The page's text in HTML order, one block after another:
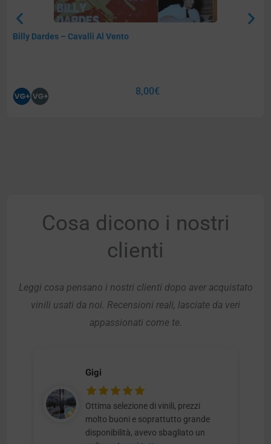
Billy Dardes – Cavalli Al Vento
8,00€
Cosa dicono i nostri
clienti
Leggi cosa pensano i nostri clienti dopo aver acquistato
vinili usati da noi. Recensioni reali, lasciate da veri
appassionati come te.
Gigi
Ottima selezione di vinili, prezzi
molto buoni e soprattutto grande
disponibilità, avevo sbagliato un